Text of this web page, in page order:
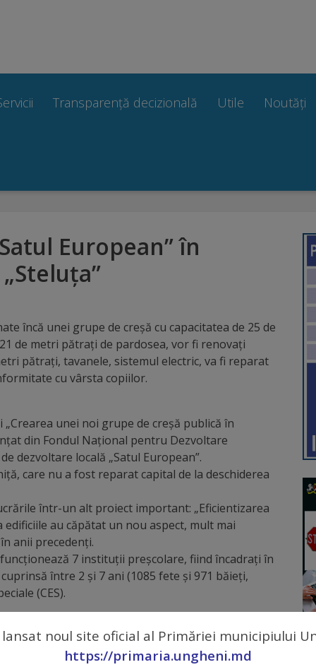
Transparență decizională Utile Noutăți
European” în
încă unei grupe de creșă cu capacitatea de 25 de
de metri pătrați de pardosea, vor fi renovați
pătrați, tavanele, sistemul electric, va fi reparat
cu vârsta copiilor.
unei noi grupe de creșă publică în
din Fondul Național pentru Dezvoltare
dezvoltare locală „Satul European”.
care nu a fost reparat capital de la deschiderea
într-un alt proiect important: „Eficientizarea
au căpătat un nou aspect, mult mai
anii precedenți.
7 instituții preșcolare, fiind încadrați în
între 2 și 7 ani (1085 fete și 971 băieți,
(CES).
capacitate totală de 320 de locuri, ea fiind
(Centru), unde activează cei mai mulți dintre
noul site oficial al Primăriei municipiului
https://primaria.ungheni.md